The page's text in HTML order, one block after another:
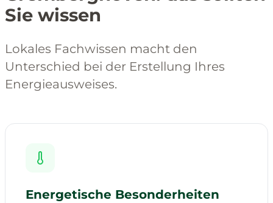
Sie wissen
Lokales Fachwissen macht den
Unterschied bei der Erstellung Ihres
Energieausweises.
Energetische Besonderheiten